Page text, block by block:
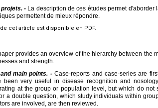
- La description de ces études permet
permettent de mieux répondre.
cet article est disponible en PDF.
provides an overview of the hierarchy between the
and strength.
main points. -Case-reports and case-series are
been very useful in disease recognition and
at the group or population level, but which do not
a double question, which study individuals within
are involved, are then reviewed.